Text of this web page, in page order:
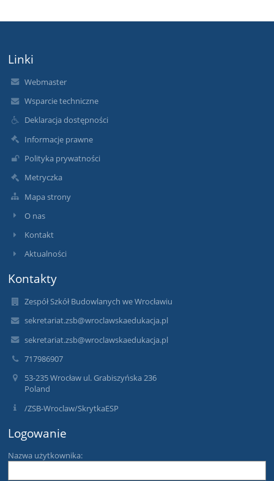
Linki
Webmaster
Wsparcie techniczne
Deklaracja dostępności
Informacje prawne
Polityka prywatności
Metryczka
Mapa strony
O nas
Kontakt
Aktualności
Kontakty
Zespół Szkół Budowlanych we Wrocławiu
sekretariat.zsb@wroclawskaedukacja.pl
sekretariat.zsb@wroclawskaedukacja.pl
717986907
53-235 Wrocław ul. Grabiszyńska 236
Poland
/ZSB-Wroclaw/SkrytkaESP
Logowanie
Nazwa użytkownika: